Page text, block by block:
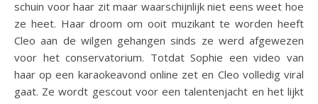
schuin voor haar zit maar waarschijnlijk niet eens weet hoe
ze heet. Haar droom om ooit muzikant te worden heeft
Cleo aan de wilgen gehangen sinds ze werd afgewezen
voor het conservatorium. Totdat Sophie een video van
haar op een karaokeavond online zet en Cleo volledig viral
gaat. Ze wordt gescout voor een talentenjacht en het lijkt